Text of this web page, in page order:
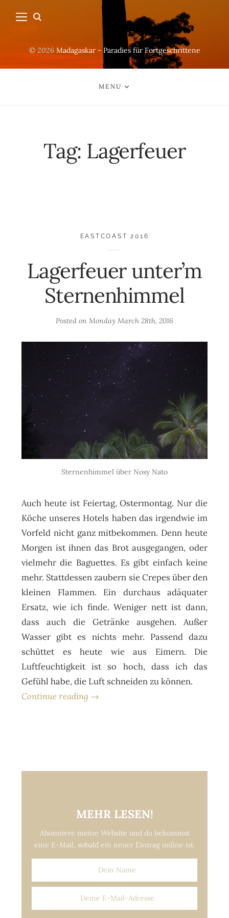
© 2026 Madagaskar - Paradies für Fortgeschrittene
MENU
Tag: Lagerfeuer
EASTCOAST 2016
Lagerfeuer unter’m
Sternenhimmel
Posted on Monday March 28th, 2016
Sternenhimmel über Nosy Nato
Auch heute ist Feiertag, Ostermontag. Nur die
Köche unseres Hotels haben das irgendwie im
Vorfeld nicht ganz mitbekommen. Denn heute
Morgen ist ihnen das Brot ausgegangen, oder
vielmehr die Baguettes. Es gibt einfach keine
mehr. Stattdessen zaubern sie Crepes über den
kleinen Flammen. Ein durchaus adäquater
Ersatz, wie ich finde. Weniger nett ist dann,
dass auch die Getränke ausgehen. Außer
Wasser gibt es nichts mehr. Passend dazu
schüttet es heute wie aus Eimern. Die
Luftfeuchtigkeit ist so hoch, dass ich das
Gefühl habe, die Luft schneiden zu können.
Continue reading →
MEHR LESEN!
Abonniere meine Website und du bekommst
eine E-Mail, sobald ein neuer Eintrag online ist.